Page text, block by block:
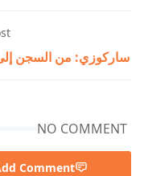
ساركوزي: من السجن إلى
NO COMMENT
Comment